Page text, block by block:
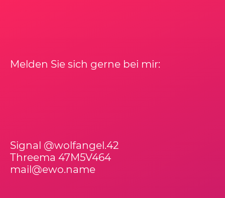
Melden Sie sich gerne bei mir:
Signal @wolfangel.42
Threema 47M5V464
mail@ewo.name